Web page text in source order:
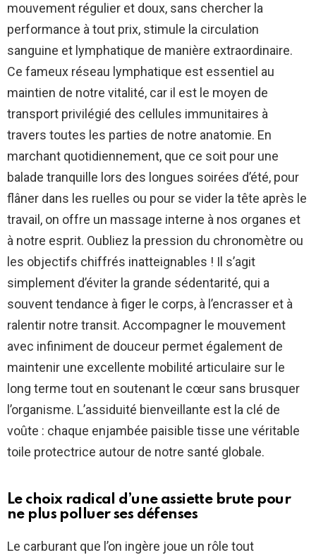
mouvement régulier et doux, sans chercher la
performance à tout prix, stimule la circulation
sanguine et lymphatique de manière extraordinaire.
Ce fameux réseau lymphatique est essentiel au
maintien de notre vitalité, car il est le moyen de
transport privilégié des cellules immunitaires à
travers toutes les parties de notre anatomie. En
marchant quotidiennement, que ce soit pour une
balade tranquille lors des longues soirées d’été, pour
flâner dans les ruelles ou pour se vider la tête après le
travail, on offre un massage interne à nos organes et
à notre esprit. Oubliez la pression du chronomètre ou
les objectifs chiffrés inatteignables ! Il s’agit
simplement d’éviter la grande sédentarité, qui a
souvent tendance à figer le corps, à l’encrasser et à
ralentir notre transit. Accompagner le mouvement
avec infiniment de douceur permet également de
maintenir une excellente mobilité articulaire sur le
long terme tout en soutenant le cœur sans brusquer
l’organisme. L’assiduité bienveillante est la clé de
voûte : chaque enjambée paisible tisse une véritable
toile protectrice autour de notre santé globale.
Le choix radical d’une assiette brute pour
ne plus polluer ses défenses
Le carburant que l’on ingère joue un rôle tout